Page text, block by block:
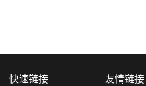
快速链接 友情链接